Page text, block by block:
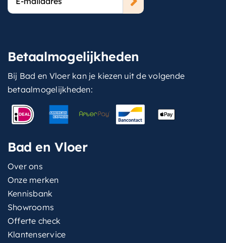
mailadres
Betaalmogelijkheden
Bij Bad en Vloer kan je kiezen uit de volgende
betaalmogelijkheden:
Bad en Vloer
Over ons
Onze merken
Kennisbank
Showrooms
Offerte check
Klantenservice